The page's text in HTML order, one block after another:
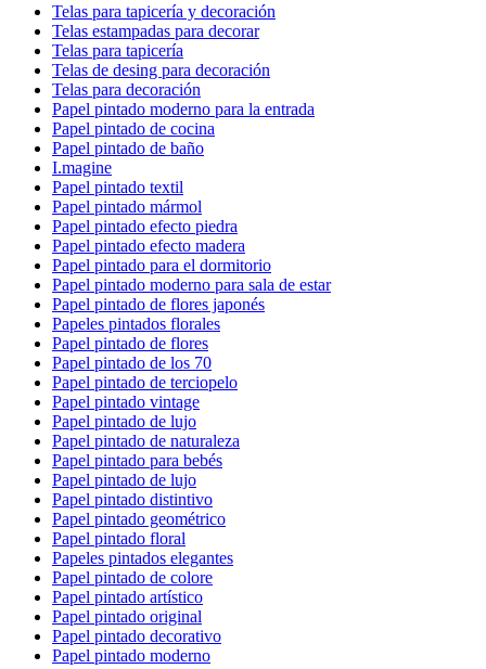
Telas para tapicería y decoración
Telas estampadas para decorar
Telas para tapicería
Telas de desing para decoración
Telas para decoración
Papel pintado moderno para la entrada
Papel pintado de cocina
Papel pintado de baño
I.magine
Papel pintado textil
Papel pintado mármol
Papel pintado efecto piedra
Papel pintado efecto madera
Papel pintado para el dormitorio
Papel pintado moderno para sala de estar
Papel pintado de flores japonés
Papeles pintados florales
Papel pintado de flores
Papel pintado de los 70
Papel pintado de terciopelo
Papel pintado vintage
Papel pintado de lujo
Papel pintado de naturaleza
Papel pintado para bebés
Papel pintado de lujo
Papel pintado distintivo
Papel pintado geométrico
Papel pintado floral
Papeles pintados elegantes
Papel pintado de colore
Papel pintado artístico
Papel pintado original
Papel pintado decorativo
Papel pintado moderno